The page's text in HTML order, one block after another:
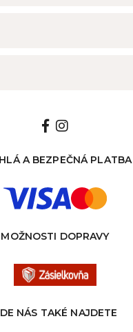
A BEZPEČNÁ PLATBA
MOŽNOSTI DOPRAVY
NÁS TAKÉ NAJDETE